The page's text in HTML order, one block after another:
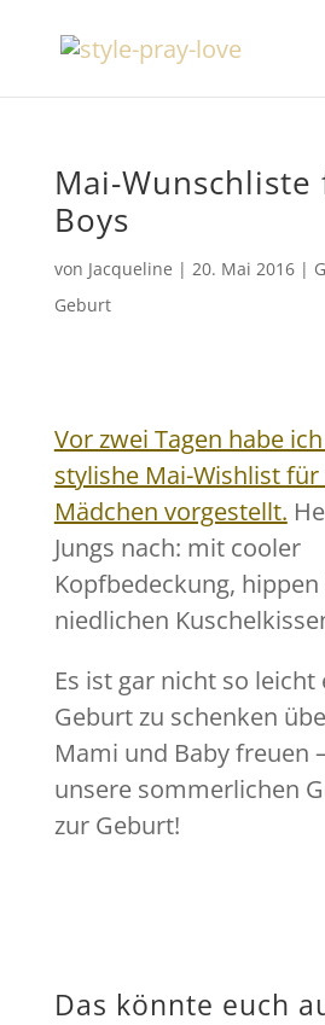
Mai-Wunschliste
Boys
von Jacqueline | 20. Mai 2016|
Geburt
Vor zwei Tagen habe
stylishe Mai-Wishlist für
Mädchen vorgestellt.
Jungs nach: mit cooler
Kopfbedeckung,
niedlichen
Es ist gar nicht so leicht
Geburt zu schenken
Mami und Baby freuen
unsere sommerlichen
zur Geburt!
Das könnte euch